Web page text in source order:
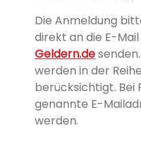
Die Anmeldung
direkt an die E-
Geldern.desenden.
werden in der
berücksichtigt. Bei
genannte E-
werden.